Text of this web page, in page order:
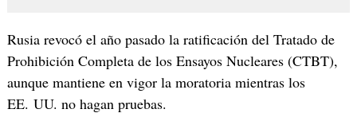
Rusia revocó el año pasado la ratificación del Tratado de
Prohibición Completa de los Ensayos Nucleares (CTBT),
aunque mantiene en vigor la moratoria mientras los
EE. UU. no hagan pruebas.